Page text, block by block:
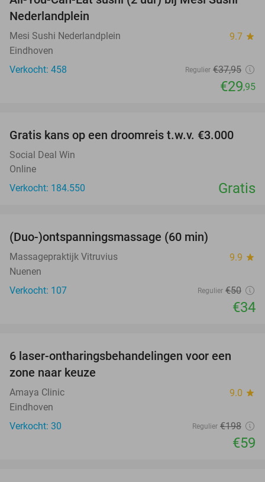
Nederlandplein
Mesi Sushi Nederlandplein 9.7 star
Eindhoven
Verkocht: 458
Regulier €37,95
€29,95
Gratis kans op een droomreis t.w.v. €3.000
Social Deal Win
Online
Verkocht: 184.550
Gratis
(Duo-)ontspanningsmassage (60 min)
Massagepraktijk Vitruvius 9.9 star
Nuenen
Verkocht: 107
Regulier €50
€34
70%
6 laser-ontharingsbehandelingen voor een
zone naar keuze
Amaya Clinic 9.0 star
Eindhoven
Verkocht: 30
Regulier €198
€59